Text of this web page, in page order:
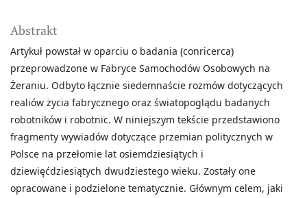
Abstrakt
Artykuł powstał w oparciu o badania (conricerca)
przeprowadzone w Fabryce Samochodów Osobowych na
Żeraniu. Odbyto łącznie siedemnaście rozmów dotyczących
realiów życia fabrycznego oraz światopoglądu badanych
robotników i robotnic. W niniejszym tekście przedstawiono
fragmenty wywiadów dotyczące przemian politycznych w
Polsce na przełomie lat osiemdziesiątych i
dziewięćdziesiątych dwudziestego wieku. Zostały one
opracowane i podzielone tematycznie. Głównym celem, jaki